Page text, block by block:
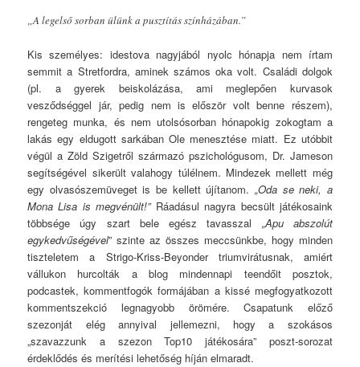
„A legelső sorban ülünk a pusztítás színházában.”
Kis személyes: idestova nagyjából nyolc hónapja nem írtam
semmit a Stretfordra, aminek számos oka volt. Családi dolgok
(pl. a gyerek beiskolázása, ami meglepően kurvasok
vesződséggel jár, pedig nem is először volt benne részem),
rengeteg munka, és nem utolsósorban hónapokig zokogtam a
lakás egy eldugott sarkában Ole menesztése miatt. Ez utóbbit
végül a Zöld Szigetről származó pszichológusom, Dr. Jameson
segítségével sikerült valahogy túlélnem. Mindezek mellett még
egy olvasószemüveget is be kellett újítanom. „Oda se neki, a
Mona Lisa is megvénült!”Ráadásul nagyra becsült játékosaink
többsége úgy szart bele egész tavasszal „Apu abszolút
egykedvűségével” szinte az összes meccsünkbe, hogy minden
tiszteletem a Strigo-Kriss-Beyonder triumvirátusnak, amiért
vállukon hurcolták a blog mindennapi teendőit posztok,
podcastek, kommentfogók formájában a kissé megfogyatkozott
kommentszekció legnagyobb örömére. Csapatunk előző
szezonját elég annyival jellemezni, hogy a szokásos
„szavazzunk a szezon Top10 játékosára” poszt-sorozat
érdeklődés és merítési lehetőség híján elmaradt.